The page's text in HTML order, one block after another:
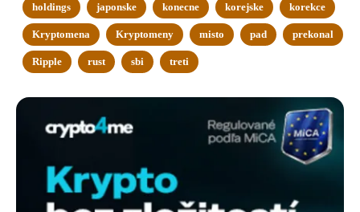
holdings japonske konecne korejske korekce
Kryptomena Kryptomeny misto pad prekonal
Ripple rust sbi treti